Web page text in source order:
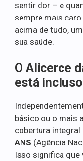
sentir dor – e
sempre mais caro
acima de tudo,
sua saúde.
O Alicerce
está incluso
básico ou o mais
cobertura integral
ANS (Agência
Isso significa que